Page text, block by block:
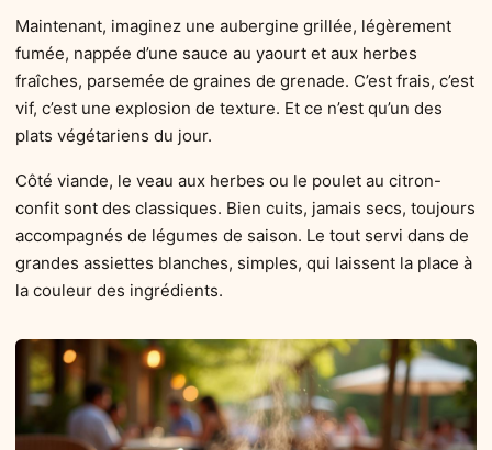
Maintenant, imaginez une aubergine grillée, légèrement
fumée, nappée d’une sauce au yaourt et aux herbes
fraîches, parsemée de graines de grenade. C’est frais, c’est
vif, c’est une explosion de texture. Et ce n’est qu’un des
plats végétariens du jour.
Côté viande, le veau aux herbes ou le poulet au citron-
confit sont des classiques. Bien cuits, jamais secs, toujours
accompagnés de légumes de saison. Le tout servi dans de
grandes assiettes blanches, simples, qui laissent la place à
la couleur des ingrédients.